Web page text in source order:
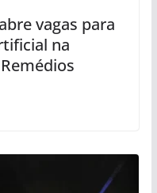
vagas para
na